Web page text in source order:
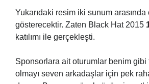
Yukarıdaki resim iki sunum arasında
gösterecektir. Zaten Black Hat 2015
katılımı ile gerçekleşti.
Sponsorlara ait oturumlar benim gibi
olmayı seven arkadaşlar için pek